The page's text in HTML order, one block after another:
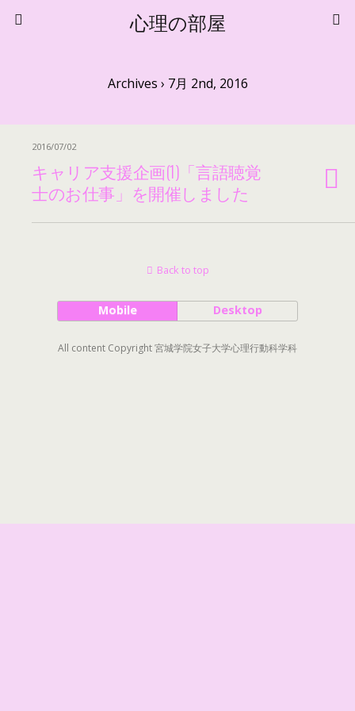
心理の部屋
Archives › 7月 2nd, 2016
2016/07/02
キャリア支援企画(1)「言語聴覚
士のお仕事」を開催しました
Back to top
Mobile Desktop
All content Copyright 宮城学院女子大学心理行動科学科